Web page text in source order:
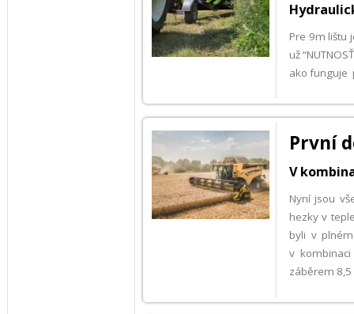
Pre 9m lištu
už
ako funguje
První
V
Nyní jsou
hezky v
byli v
v
záběrem